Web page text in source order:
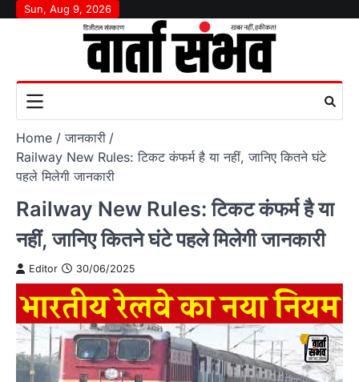
SkipSun, Aug 9, 2026
Home
जानकारी
Railway New Rules: टिकट कंफर्म है या नहीं, जानिए कितने घंटे
पहले मिलेगी जानकारी
Railway New Rules: टिकट कंफर्म है या
नहीं, जानिए कितने घंटे पहले मिलेगी जानकारी
Editor 30/06/2025